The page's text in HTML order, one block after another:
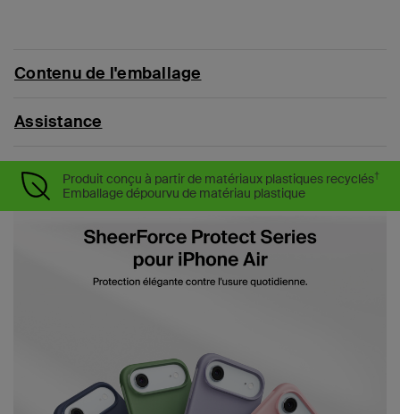
Contenu de l'emballage
Assistance
Produit conçu à partir de matériaux plastiques recyclés†
Emballage dépourvu de matériau plastique